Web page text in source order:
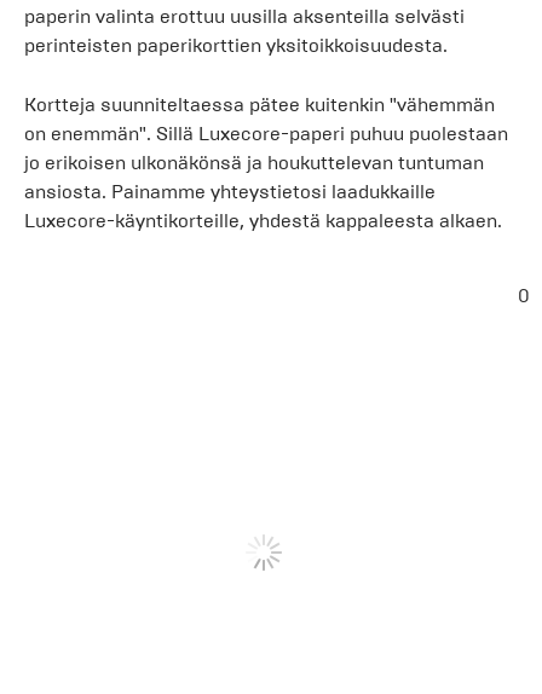
paperin valinta erottuu uusilla aksenteilla selvästi
perinteisten paperikorttien yksitoikkoisuudesta.
Kortteja suunniteltaessa pätee kuitenkin "vähemmän
on enemmän". Sillä Luxecore-paperi puhuu puolestaan
jo erikoisen ulkonäkönsä ja houkuttelevan tuntuman
ansiosta. Painamme yhteystietosi laadukkaille
Luxecore-käyntikorteille, yhdestä kappaleesta alkaen.
0